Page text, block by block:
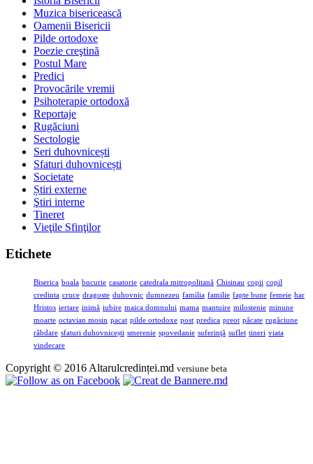
Muzica bisericească
Oamenii Bisericii
Pilde ortodoxe
Poezie creştină
Postul Mare
Predici
Provocările vremii
Psihoterapie ortodoxă
Reportaje
Rugăciuni
Sectologie
Seri duhovnicești
Sfaturi duhovnicești
Societate
Știri externe
Ştiri interne
Tineret
Vieţile Sfinţilor
Etichete
Biserica boala bucurie casatorie catedrala mitropolitană Chisinau copii copil
credinta cruce dragoste duhovnic dumnezeu familia familie fapte bune femeie har
Hristos iertare inimă iubire maica domnului mama mantuire milostenie minune
moarte octavian mosin pacat pilde ortodoxe post predica preot păcate rugăciune
răbdare sfaturi duhovnicești smerenie spovedanie suferinţă suflet tineri viata
vindecare
Copyright © 2016 Altarulcredinței.md versiune beta